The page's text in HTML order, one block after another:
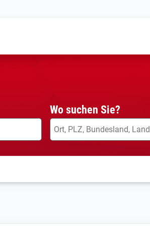
Wo suchen Sie?